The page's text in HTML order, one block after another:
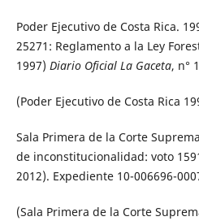
Poder Ejecutivo de Costa Rica.
25271: Reglamento a la Ley
1997) Diario Oficial La Gaceta, n°
(Poder Ejecutivo de Costa Rica
Sala Primera de la Corte
de inconstitucionalidad: voto
2012). Expediente 10-006696-
(Sala Primera de la Corte